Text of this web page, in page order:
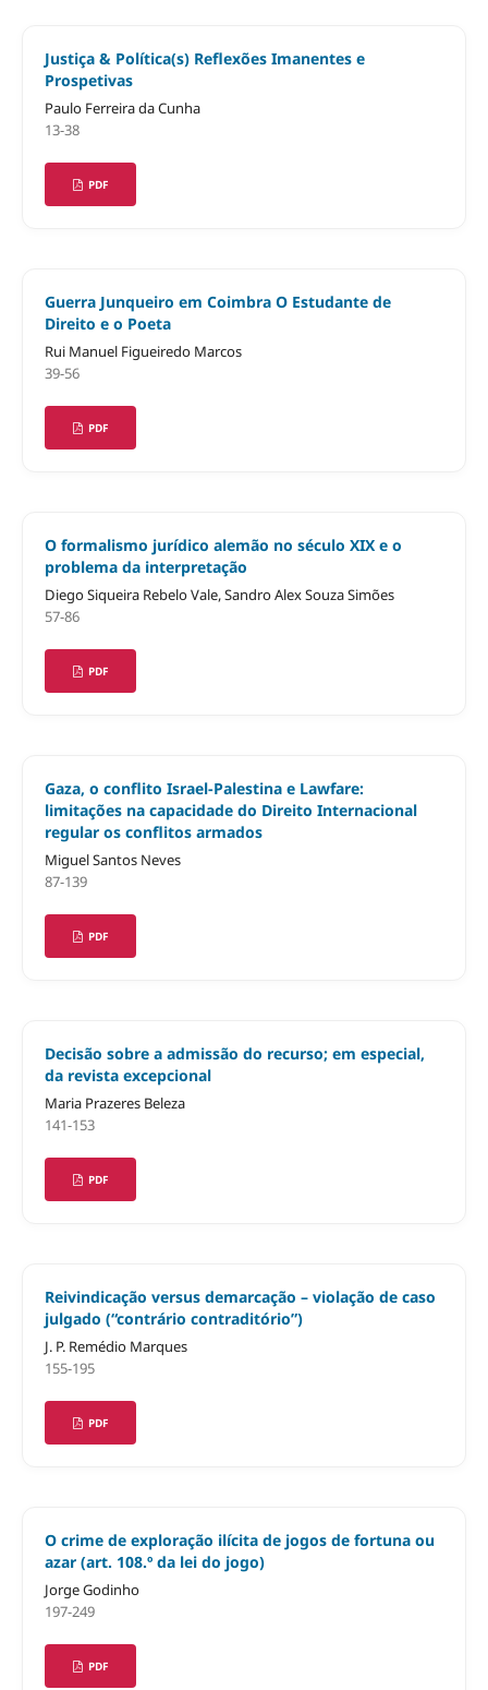
Justiça & Política(s) Reflexões Imanentes e
Prospetivas
Paulo Ferreira da Cunha
13-38
PDF
Guerra Junqueiro em Coimbra O Estudante de
Direito e o Poeta
Rui Manuel Figueiredo Marcos
39-56
PDF
O formalismo jurídico alemão no século XIX e o
problema da interpretação
Diego Siqueira Rebelo Vale, Sandro Alex Souza Simões
57-86
PDF
Gaza, o conflito Israel-Palestina e Lawfare:
limitações na capacidade do Direito Internacional
regular os conflitos armados
Miguel Santos Neves
87-139
PDF
Decisão sobre a admissão do recurso; em especial,
da revista excepcional
Maria Prazeres Beleza
141-153
PDF
Reivindicação versus demarcação – violação de caso
julgado (“contrário contraditório”)
J. P. Remédio Marques
155-195
PDF
O crime de exploração ilícita de jogos de fortuna ou
azar (art. 108.º da lei do jogo)
Jorge Godinho
197-249
PDF